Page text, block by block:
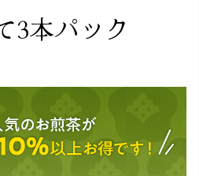
3本パック